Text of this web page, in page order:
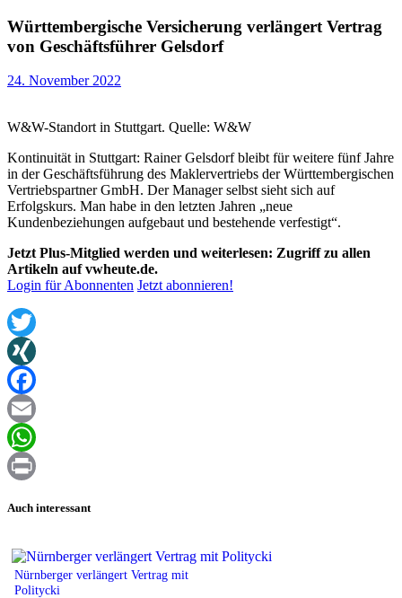
Württembergische Versicherung verlängert Vertrag
von Geschäftsführer Gelsdorf
24. November 2022
W&W-Standort in Stuttgart. Quelle: W&W
Kontinuität in Stuttgart: Rainer Gelsdorf bleibt für weitere fünf Jahre
in der Geschäftsführung des Maklervertriebs der Württembergischen
Vertriebspartner GmbH. Der Manager selbst sieht sich auf
Erfolgskurs. Man habe in den letzten Jahren „neue
Kundenbeziehungen aufgebaut und bestehende verfestigt“.
Jetzt Plus-Mitglied werden und weiterlesen: Zugriff zu allen
Artikeln auf vwheute.de.
Login für Abonnenten Jetzt abonnieren!
Twitter
XING
Facebook
Email
WhatsApp
Auch interessant
Nürnberger verlängert Vertrag mit
Politycki